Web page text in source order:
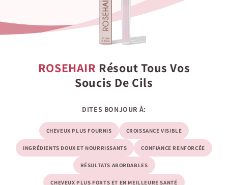
ROSEHAIR Résout Tous Vos
Soucis De Cils
DITES BONJOUR À:
CHEVEUX PLUS FOURNIS CROISSANCE VISIBLE
INGRÉDIENTS DOUX ET NOURRISSANTS CONFIANCE RENFORCÉE
RÉSULTATS ABORDABLES
CHEVEUX PLUS FORTS ET EN MEILLEURE SANTÉ